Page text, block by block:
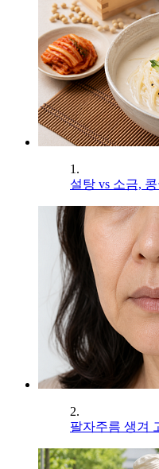
1.
설탕 vs 소금,
2.
팔자주름 생겨